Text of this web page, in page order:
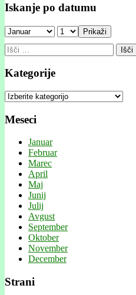
Iskanje po datumu
Prikaži
Išči:
Kategorije
Kategorije
Meseci
Januar
Februar
Marec
April
Maj
Junij
Julij
Avgust
September
Oktober
November
December
Strani